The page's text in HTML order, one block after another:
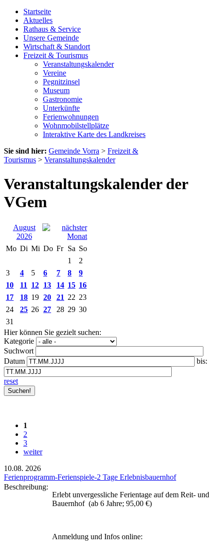
Startseite
Aktuelles
Rathaus & Service
Unsere Gemeinde
Wirtschaft & Standort
Freizeit & Tourismus
Veranstaltungskalender
Vereine
Pegnitzinsel
Museum
Gastronomie
Unterkünfte
Ferienwohnungen
Wohnmobilstellplätze
Interaktive Karte des Landkreises
Sie sind hier: Gemeinde Vorra > Freizeit &
Tourismus > Veranstaltungskalender
Veranstaltungskalender der
VGem
August
2026
Mo Di Mi Do Fr Sa So
1
2
3
4 5 6 7 8
9
10
11 12 13 14 15 16
17
18 19 20 21 22 23
24
25 26 27 28 29 30
31
Hier können Sie gezielt suchen:
Kategorie
Suchwort
Datum
bis:
reset
1
2
3
weiter
10.08. 2026
Ferienprogramm-Ferienspiele-2 Tage Erlebnisbauernhof
Beschreibung:
Erlebt unvergessliche Ferientage auf dem Reit- und
Bauernhof (ab 6 Jahre; 95,00 €)
Anmeldung und Infos online: